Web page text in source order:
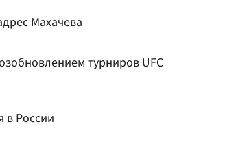
Махачева
турниров UFC
в России